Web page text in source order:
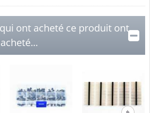
ont acheté ce produit ont